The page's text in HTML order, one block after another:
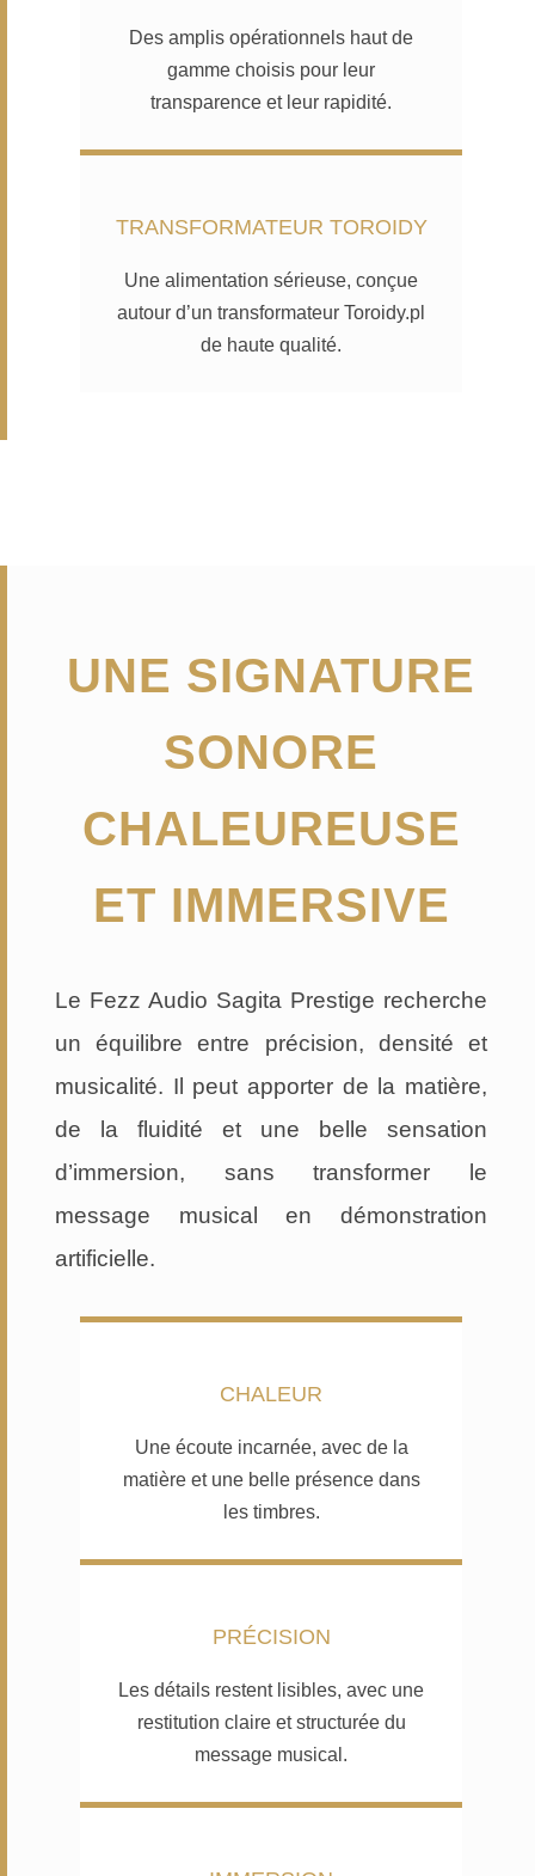
Des amplis opérationnels haut de
gamme choisis pour leur
transparence et leur rapidité.
TRANSFORMATEUR TOROIDY
Une alimentation sérieuse, conçue
autour d’un transformateur Toroidy.pl
de haute qualité.
UNE SIGNATURE
SONORE
CHALEUREUSE
ET IMMERSIVE
Le Fezz Audio Sagita Prestige recherche
un équilibre entre précision, densité et
musicalité. Il peut apporter de la matière,
de la fluidité et une belle sensation
d’immersion, sans transformer le
message musical en démonstration
artificielle.
CHALEUR
Une écoute incarnée, avec de la
matière et une belle présence dans
les timbres.
PRÉCISION
Les détails restent lisibles, avec une
restitution claire et structurée du
message musical.